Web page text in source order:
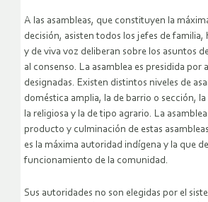
A las asambleas, que constituyen la
decisión, asisten todos los jefes de familia,
y de viva voz deliberan sobre los asuntos
al consenso. La asamblea es presidida por
designadas. Existen distintos niveles de
doméstica amplia, la de barrio o sección,
la religiosa y la de tipo agrario. La
producto y culminación de estas
es la máxima autoridad indígena y la que
funcionamiento de la comunidad.
Sus autoridades no son elegidas por el